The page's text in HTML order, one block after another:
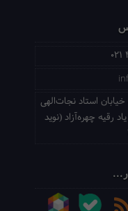
021
خیابان استاد نجات‌الهی
رقیه چهره‌آزاد (نوید